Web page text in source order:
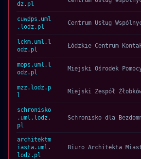
dz.pl
cuwdps.uml
.lodz.pl
lckm.uml.l
odz.pl
mops.uml.l
odz.pl
mzz.lodz.p
l
schronisko
.uml.lodz.
pl
architektm
iasta.uml.
lodz.pl
Biuro Architekta